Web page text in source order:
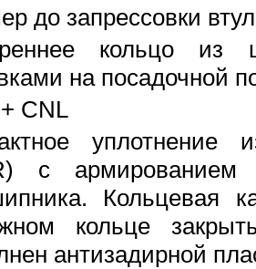
до запрессовки
кольцо из
на посадочной
CNL
уплотнение
с
Кольцевая
кольце
антизадирной